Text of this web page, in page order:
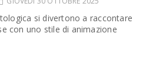
si divertono a raccontare
con uno stile di animazione